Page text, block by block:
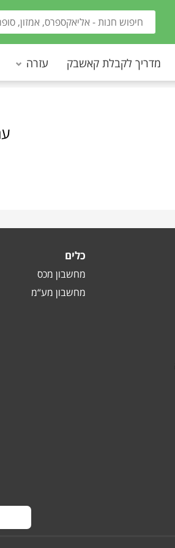
מדריך לקבלת קאשבק עזרה
כלים
מחשבון מכס
מחשבון מע“מ